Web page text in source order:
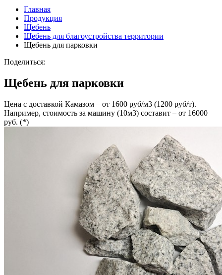
Главная
Продукция
Щебень
Щебень для благоустройства территории
Щебень для парковки
Поделиться:
Щебень для парковки
Цена с доставкой Камазом – от 1600 руб/м3 (1200 руб/т).
Например, стоимость за машину (10м3) составит – от 16000
руб. (*)